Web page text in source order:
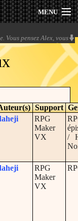
MENU
Vous pensez Alex, vous
#dictaturedesalex 😆 » -
Parkko
Support
RPG
Maker
VX
/
RPG
Maker
VX